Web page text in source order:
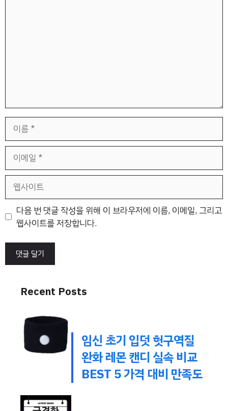
일
트
다음 번 댓글 작성을 위해 이 브라우저에 이름, 이메일, 그리고
웹사이트를 저장합니다.
Recent Posts
임신 초기 입덧 헛구역질
완화 레몬 캔디 실속 비교
BEST 5 가격 대비 만족도